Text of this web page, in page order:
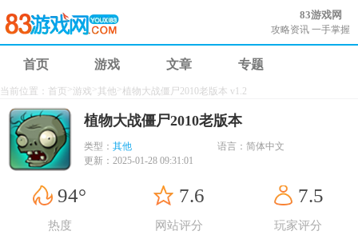
83游戏网
攻略资讯 一手掌握
首页 游戏 文章 专题
当前位置： 首页 >游戏 >其他 >植物大战僵尸2010老版本 v1.2
植物大战僵尸2010老版本
类型： 其他 语言： 简体中文
更新： 2025-01-28 09:31:01
94°
热度
7.6
网站评分
7.5
玩家评分